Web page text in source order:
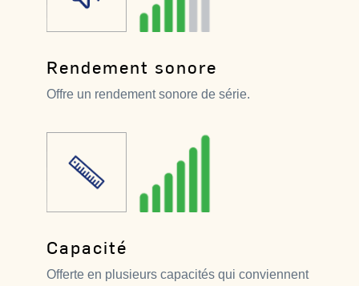
Rendement sonore
Offre un rendement sonore de série.
Capacité
Offerte en plusieurs capacités qui conviennent